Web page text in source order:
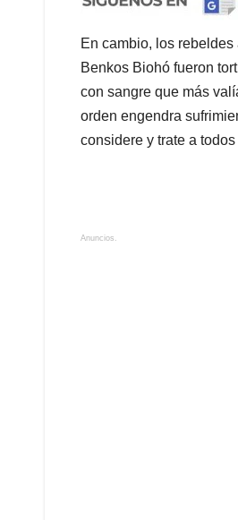
En cambio, los
Benkos Biohó fueron
con sangre que más
orden engendra
considere y trate a
Anuncios.